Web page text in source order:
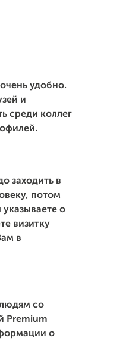
удобно.
и
среди коллег
заходить в
потом
о
визитку
в
со
Premium
о